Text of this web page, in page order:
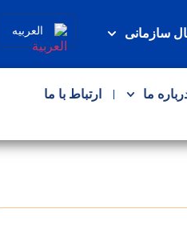
سازمانی العربیه
ما ارتباط با ما